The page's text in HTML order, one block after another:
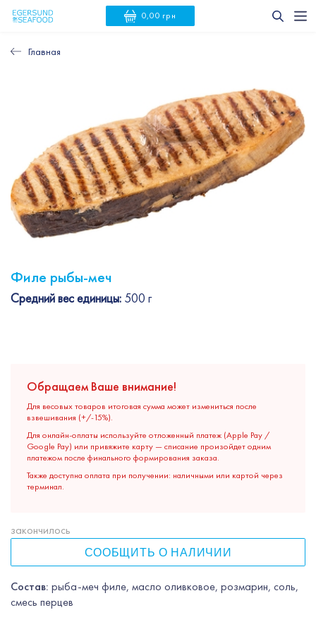
0,00 грн
Главная
Филе рыбы-меч
Средний вес единицы: 500 г
Обращаем Ваше внимание!
Для весовых товаров итоговая сумма может измениться после
взвешивания (+/-15%).
Для онлайн-оплаты используйте отложенный платеж (Apple Pay /
Google Pay) или привяжите карту — списание произойдет одним
платежом после финального формирования заказа.
Также доступна оплата при получении: наличными или картой через
терминал.
Состав: рыба-меч филе, масло оливковое, розмарин, соль,
смесь перцев
закончилось
СООБЩИТЬ О НАЛИЧИИ